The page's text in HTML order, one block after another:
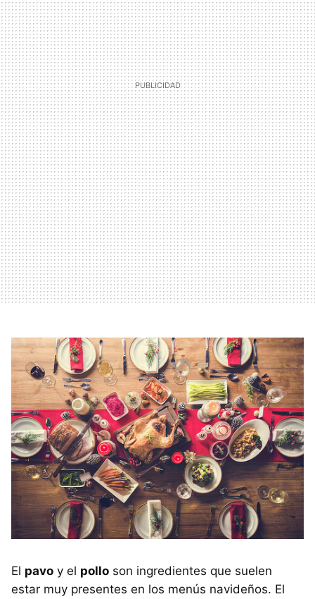
El pavo y el pollo son ingredientes que suelen
estar muy presentes en los menús navideños. El